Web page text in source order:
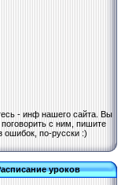
- инф нашего сайта. Вы
с ним, пишите
ошибок, по-русски :)
уроков